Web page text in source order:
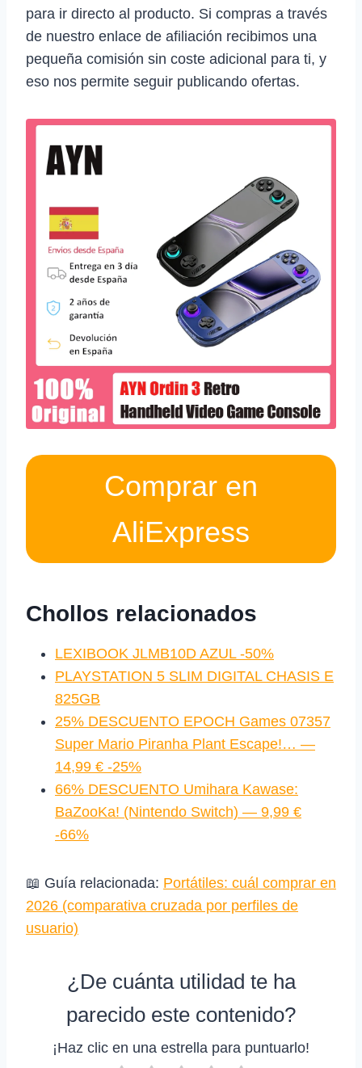
para ir directo al producto. Si compras a través
de nuestro enlace de afiliación recibimos una
pequeña comisión sin coste adicional para ti, y
eso nos permite seguir publicando ofertas.
Comprar en
AliExpress
Chollos relacionados
LEXIBOOK JLMB10D AZUL -50%
PLAYSTATION 5 SLIM DIGITAL CHASIS E
825GB
25% DESCUENTO EPOCH Games 07357
Super Mario Piranha Plant Escape!… —
14,99 € -25%
66% DESCUENTO Umihara Kawase:
BaZooKa! (Nintendo Switch) — 9,99 €
-66%
📖 Guía relacionada: Portátiles: cuál comprar en
2026 (comparativa cruzada por perfiles de
usuario)
¿De cuánta utilidad te ha
parecido este contenido?
¡Haz clic en una estrella para puntuarlo!